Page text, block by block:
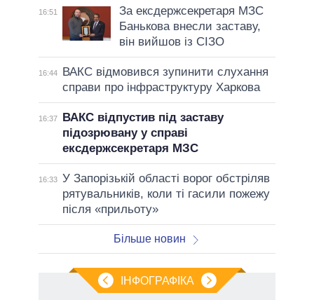
16:51
За ексдержсекретаря МЗС
Банькова внесли заставу,
він вийшов із СІЗО
16:44
ВАКС відмовився зупинити слухання
справи про інфраструктуру Харкова
16:37
ВАКС відпустив під заставу
підозрювану у справі
ексдержсекретаря МЗС
16:33 У Запорізькій області ворог обстріляв
рятувальників, коли ті гасили пожежу
після «прильоту»
Більше новин
ІНФОГРАФІКА